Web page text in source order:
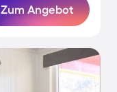
Zum Angebot